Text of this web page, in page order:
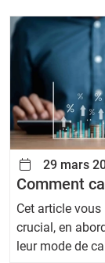
29 mars
Comment
Cet article
crucial, en
leur mode de